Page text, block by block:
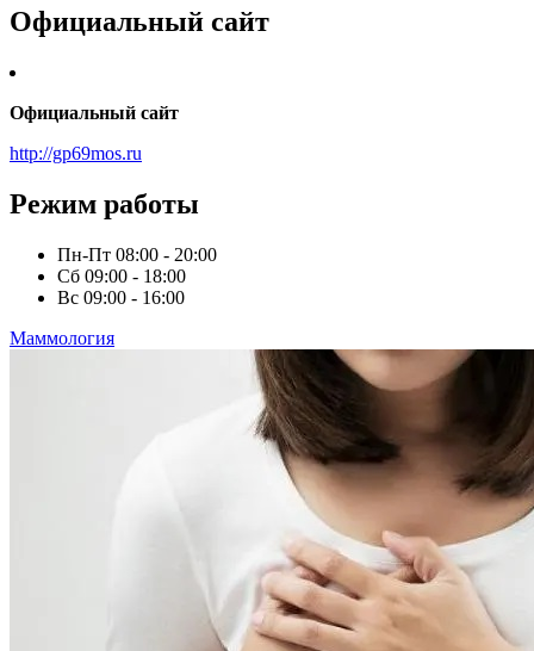
Официальный сайт
Официальный сайт
http://gp69mos.ru
Режим работы
Пн-Пт 08:00 - 20:00
Сб 09:00 - 18:00
Вс 09:00 - 16:00
Маммология